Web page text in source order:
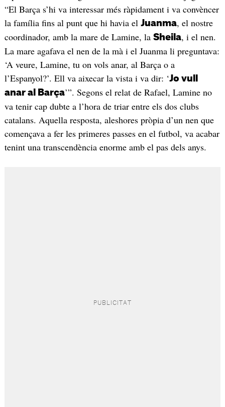
“El Barça s’hi va interessar més ràpidament i va convèncer
la família fins al punt que hi havia el Juanma, el nostre
coordinador, amb la mare de Lamine, la Sheila, i el nen.
La mare agafava el nen de la mà i el Juanma li preguntava:
‘A veure, Lamine, tu on vols anar, al Barça o a
l’Espanyol?’. Ell va aixecar la vista i va dir: ‘Jo vull
anar al Barça’”. Segons el relat de Rafael, Lamine no
va tenir cap dubte a l’hora de triar entre els dos clubs
catalans. Aquella resposta, aleshores pròpia d’un nen que
començava a fer les primeres passes en el futbol, va acabar
tenint una transcendència enorme amb el pas dels anys.